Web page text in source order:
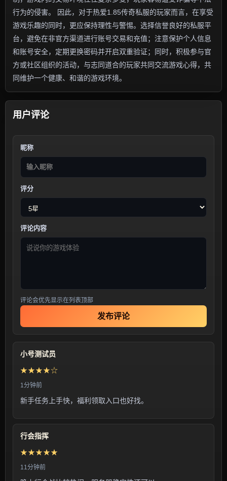
行为的侵害。 因此，对于热爱1.85传奇私服的玩家而言，在享受
游戏乐趣的同时，更应保持理性与警惕。选择信誉良好的私服平
台，避免在非官方渠道进行账号交易和充值；注意保护个人信息
和账号安全，定期更换密码并开启双重验证；同时，积极参与官
方或社区组织的活动，与志同道合的玩家共同交流游戏心得，共
同维护一个健康、和谐的游戏环境。
用户评论
昵称
评分
评论内容
评论会优先显示在列表顶部
发布评论
小号测试员
★★★★☆
1分钟前
新手任务上手快，福利领取入口也好找。
行会指挥
★★★★★
11分钟前